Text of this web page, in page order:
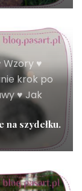
♥
krok po
♥ Jak
szydełku.